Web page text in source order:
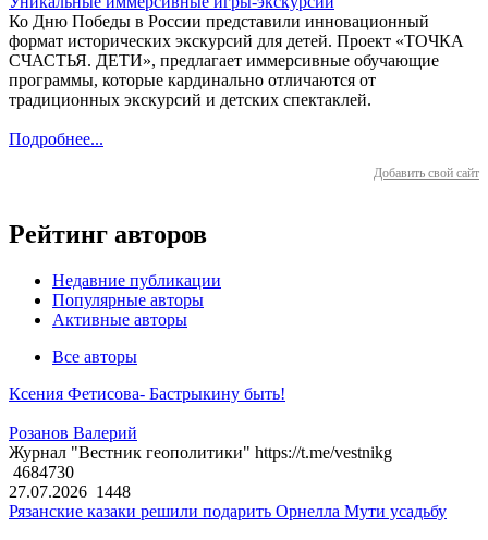
Ко Дню Победы в России представили инновационный
формат исторических экскурсий для детей. Проект «ТОЧКА
СЧАСТЬЯ. ДЕТИ», предлагает иммерсивные обучающие
программы, которые кардинально отличаются от
традиционных экскурсий и детских спектаклей.
Подробнее...
Добавить свой сайт
Рейтинг авторов
Недавние публикации
Популярные авторы
Активные авторы
Все авторы
Ксения Фетисова- Бастрыкину быть!
Розанов Валерий
Журнал "Вестник геополитики" https://t.me/vestnikg
4684730
27.07.2026 1448
Рязанские казаки решили подарить Орнелла Мути усадьбу